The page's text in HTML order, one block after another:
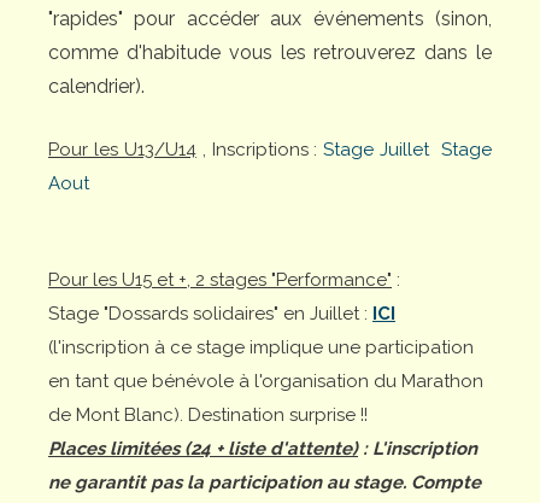
"rapides" pour accéder aux événements (sinon,
comme d'habitude vous les retrouverez dans le
calendrier).
Pour les U13/U14, Inscriptions :Stage Juillet Stage
Aout
Pour les U15 et +, 2 stages "Performance" :
Stage "Dossards solidaires" en Juillet : ICI
(l'inscription à ce stage implique une participation
en tant que bénévole à l'organisation du Marathon
de Mont Blanc). Destination surprise !!
Places limitées (24 + liste d'attente): L'inscription
ne garantit pas la participation au stage. Compte